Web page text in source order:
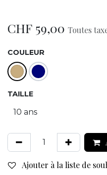
CHF 59,00 Toutes
COULEUR
TAILLE
Ajouter à la liste de